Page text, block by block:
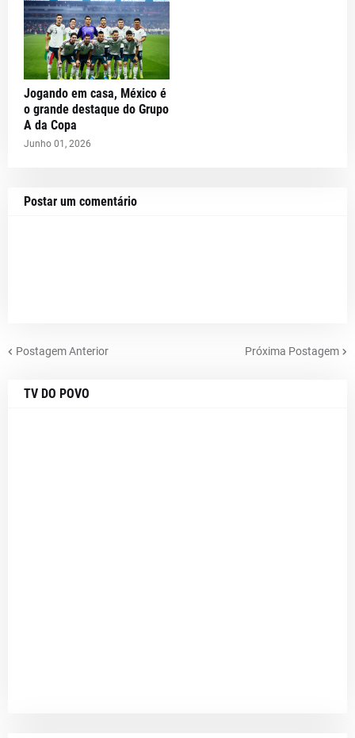
Jogando em casa, México é
o grande destaque do Grupo
A da Copa
Junho 01, 2026
Postar um comentário
Postagem Anterior Próxima Postagem
TV DO POVO